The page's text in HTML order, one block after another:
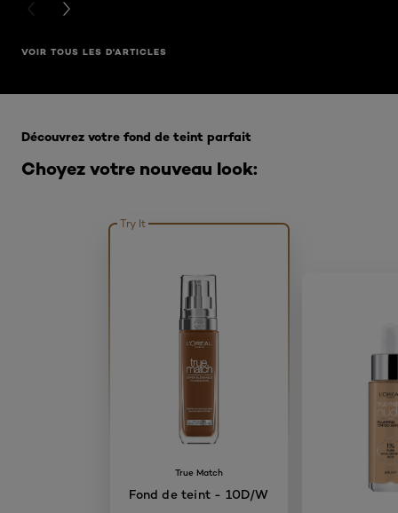
PREVIOUS CARD
NEXT CARD
VOIR TOUS LES D'ARTICLES
Choyez votre nouveau look:
Découvrez votre fond de teint parfait
Try It
True Match
Fond de teint - 10D/W